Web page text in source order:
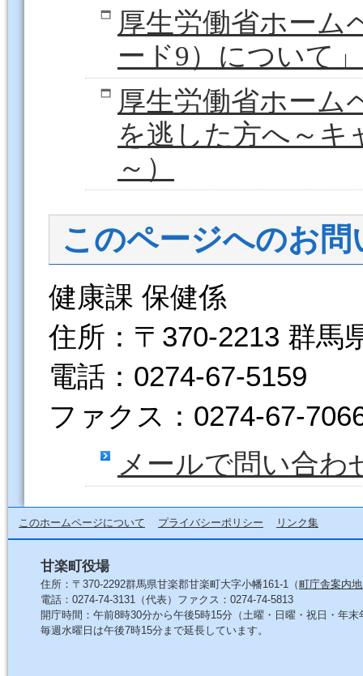
厚生労働省ホーム
ード9）について」
厚生労働省ホーム
を逃した方へ～キ
～）
このページへのお問
健康課 保健係
住所：〒370-2213 群馬
電話：0274-67-5159
ファクス：0274-67-
メールで問い合わ
このホームページについて プライバシーポリシー リンク集
甘楽町役場
住所：〒370-2292群馬県甘楽郡甘楽町大字小幡161-1（町庁舎案内
電話：0274-74-3131（代表）ファクス：0274-74-5813
開庁時間：午前8時30分から午後5時15分（土曜・日曜・祝日・年末
毎週水曜日は午後7時15分まで延長しています。